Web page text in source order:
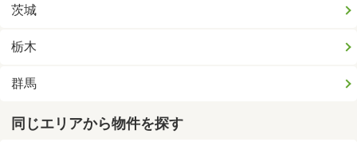
茨城
栃木
群馬
同じエリアから物件を探す